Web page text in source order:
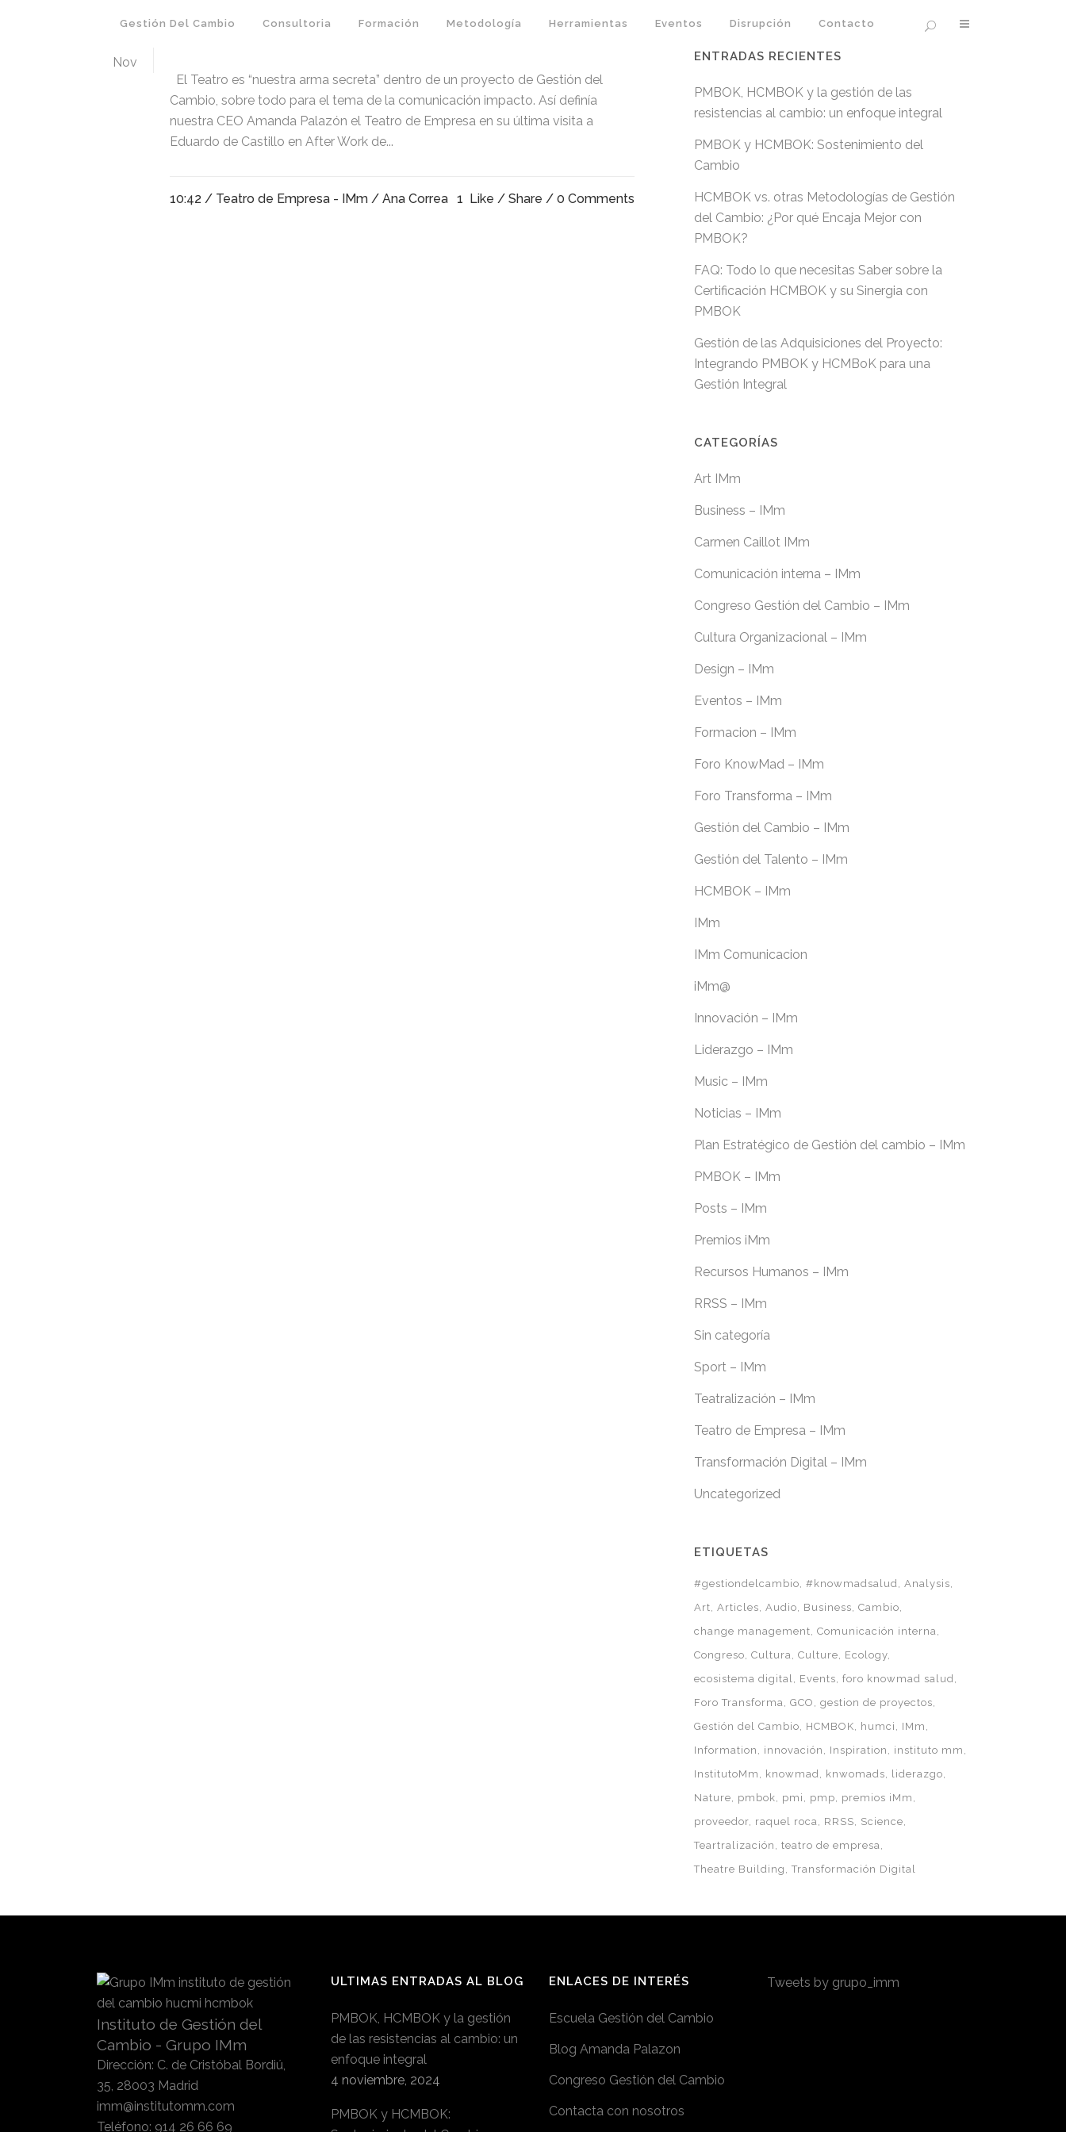
Gestión Del Cambio Consultoria Formación Metodología Herramientas Eventos Disrupción Contacto
Nov
El Teatro es “nuestra arma secreta” dentro de un proyecto de Gestión del
Cambio, sobre todo para el tema de la comunicación impacto. Así definía
nuestra CEO Amanda Palazón el Teatro de Empresa en su última visita a
Eduardo de Castillo en After Work de...
10:42 / Teatro de Empresa - IMm / Ana Correa 1 Like Share 0 Comments
ENTRADAS RECIENTES
PMBOK, HCMBOK y la gestión de las
resistencias al cambio: un enfoque integral
PMBOK y HCMBOK: Sostenimiento del
Cambio
HCMBOK vs. otras Metodologías de Gestión
del Cambio: ¿Por qué Encaja Mejor con
PMBOK?
FAQ: Todo lo que necesitas Saber sobre la
Certificación HCMBOK y su Sinergia con
PMBOK
Gestión de las Adquisiciones del Proyecto:
Integrando PMBOK y HCMBoK para una
Gestión Integral
CATEGORÍAS
Art IMm
Business – IMm
Carmen Caillot IMm
Comunicación interna – IMm
Congreso Gestión del Cambio – IMm
Cultura Organizacional – IMm
Design – IMm
Eventos – IMm
Formacion – IMm
Foro KnowMad – IMm
Foro Transforma – IMm
Gestión del Cambio – IMm
Gestión del Talento – IMm
HCMBOK – IMm
IMm
IMm Comunicacion
iMm@
Innovación – IMm
Liderazgo – IMm
Music – IMm
Noticias – IMm
Plan Estratégico de Gestión del cambio – IMm
PMBOK – IMm
Posts – IMm
Premios iMm
Recursos Humanos – IMm
RRSS – IMm
Sin categoría
Sport – IMm
Teatralización – IMm
Teatro de Empresa – IMm
Transformación Digital – IMm
Uncategorized
ETIQUETAS
#gestiondelcambio #knowmadsalud
Analysis
Art
Articles Audio Business
Cambio
change management
Comunicación interna
Congreso
Cultura Culture
Ecology
ecosistema digital
Events
foro knowmad salud
Foro Transforma
GCO
gestion de proyectos
Gestión del Cambio
HCMBOK humci
IMm
Information
innovación Inspiration
instituto mm
InstitutoMm
knowmad knwomads
liderazgo
Nature
pmbok pmi pmp
premios iMm
proveedor raquel roca RRSS
Science
Teartralización
teatro de empresa
Theatre Building
Transformación Digital
Instituto de Gestión del
Cambio - Grupo IMm
Dirección: C. de Cristóbal Bordiú,
35, 28003 Madrid
imm@institutomm.com
Teléfono: 914 26 66 69
ULTIMAS ENTRADAS AL BLOG
PMBOK, HCMBOK y la gestión
de las resistencias al cambio: un
enfoque integral
4 noviembre, 2024
PMBOK y HCMBOK:
ENLACES DE INTERÉS
Escuela Gestión del Cambio
Blog Amanda Palazon
Congreso Gestión del Cambio
Contacta con nosotros
Tweets by grupo_imm